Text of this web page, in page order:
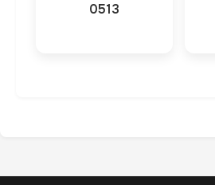
0513